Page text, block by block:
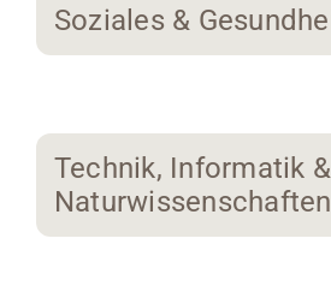
Soziales &
Technik, Informatik &
Naturwissenschaften